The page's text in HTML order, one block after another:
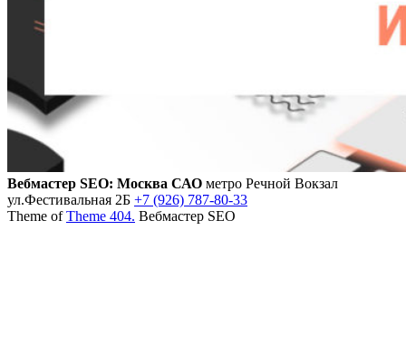
Вебмастер SEO: Москва САО метро Речной Вокзал
ул.Фестивальная 2Б +7 (926) 787-80-33
Theme ofTheme 404. Вебмастер SEO